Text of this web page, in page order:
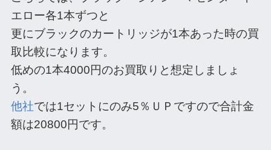
エロー各1本ずつと
更にブラックのカートリッジが1本あった時の買
取比較になります。
低めの1本4000円のお買取りと想定しましょ
う。
他社では1セットにのみ5％ＵＰですので合計金
額は20800円です。